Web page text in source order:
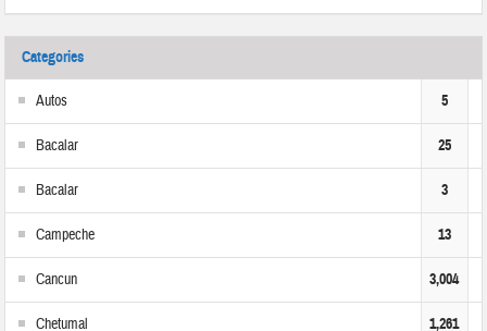
Categories
Autos 5
Bacalar 25
Bacalar 3
Campeche 13
Cancun 3,004
Chetumal 1,261